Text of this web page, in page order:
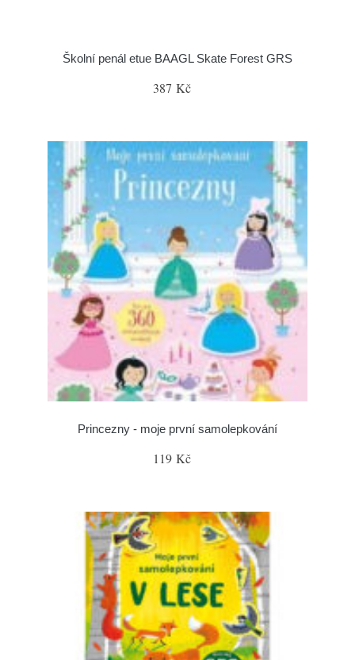
Školní penál etue BAAGL Skate Forest GRS
387 Kč
Princezny - moje první samolepkování
119 Kč